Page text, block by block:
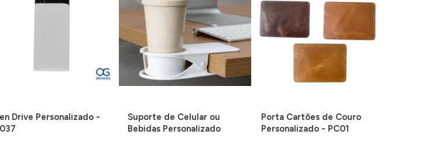
Drive Personalizado -
Suporte de Celular ou
Bebidas Personalizado
Porta Cartões de Couro
Personalizado - PC01